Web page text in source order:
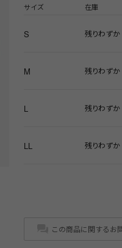
サイズ 在庫
S 残りわずか
M 残りわずか
L 残りわずか
LL 残りわずか
この商品に関するお